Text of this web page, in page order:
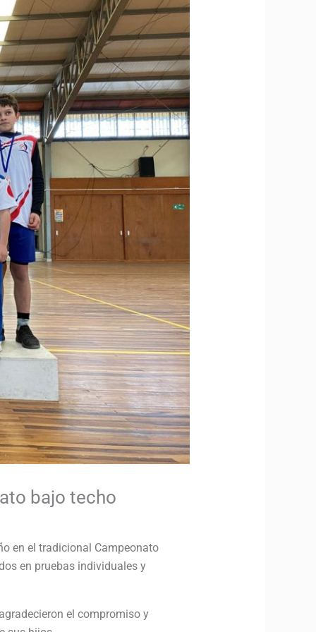
bajo techo
en el tradicional Campeonato
en pruebas individuales y
el compromiso y